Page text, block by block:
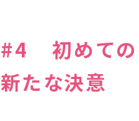
#4 初めての
新たな決意